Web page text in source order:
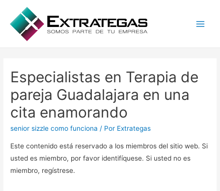
Especialistas en Terapia de
pareja Guadalajara en una
cita enamorando
senior sizzle como funciona / Por Extrategas
Este contenido está reservado a los miembros del sitio web. Si
usted es miembro, por favor identifíquese. Si usted no es
miembro, regístrese.